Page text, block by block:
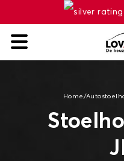
Home /